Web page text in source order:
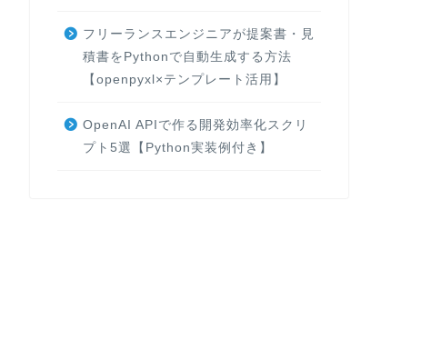
フリーランスエンジニアが提案書・見
積書をPythonで自動生成する方法
【openpyxl×テンプレート活用】
OpenAI APIで作る開発効率化スクリ
プト5選【Python実装例付き】